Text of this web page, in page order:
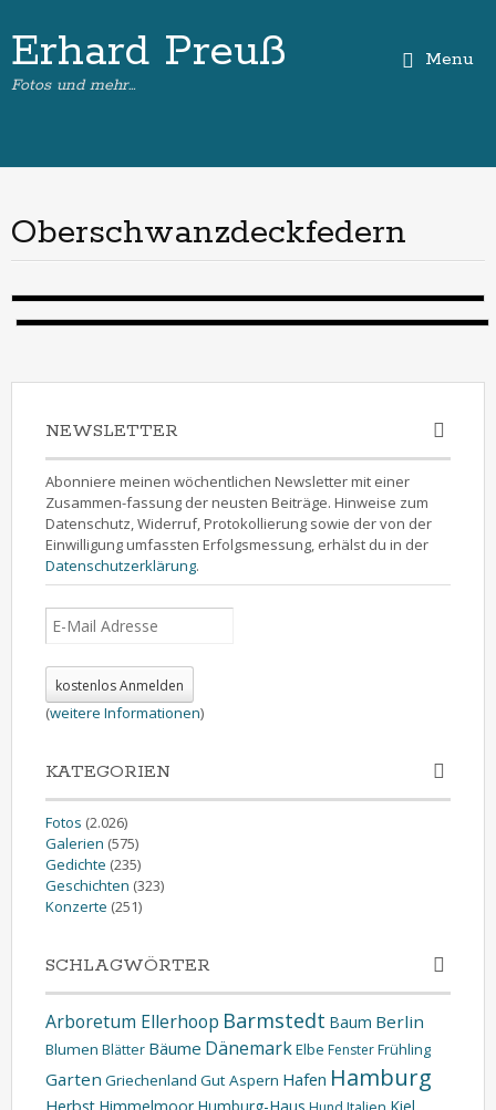
Erhard Preuß
Fotos und mehr…
Menu
Oberschwanzdeckfedern
NEWSLETTER
Abonniere meinen wöchentlichen Newsletter mit einer
Zusammen-fassung der neusten Beiträge. Hinweise zum
Datenschutz, Widerruf, Protokollierung sowie der von der
Einwilligung umfassten Erfolgsmessung, erhälst du in der
Datenschutzerklärung.
(weitere Informationen)
KATEGORIEN
Fotos (2.026)
Galerien (575)
Gedichte (235)
Geschichten (323)
Konzerte (251)
SCHLAGWÖRTER
Arboretum Ellerhoop Barmstedt Baum Berlin
Blumen Blätter Bäume DänemarkElbe FensterFrühling
Garten Griechenland Gut Aspern Hafen Hamburg
Herbst Himmelmoor Humburg-Haus Kiel